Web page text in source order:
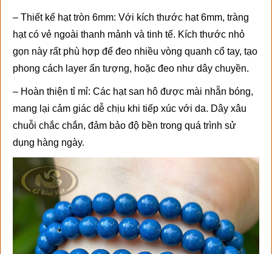
– Thiết kế hạt tròn 6mm: Với kích thước hạt 6mm, tràng
hạt có vẻ ngoài thanh mảnh và tinh tế. Kích thước nhỏ
gọn này rất phù hợp để đeo nhiều vòng quanh cổ tay, tạo
phong cách layer ấn tượng, hoặc đeo như dây chuyền.
– Hoàn thiện tỉ mỉ: Các hạt san hô được mài nhẵn bóng,
mang lại cảm giác dễ chịu khi tiếp xúc với da. Dây xâu
chuỗi chắc chắn, đảm bảo độ bền trong quá trình sử
dụng hàng ngày.